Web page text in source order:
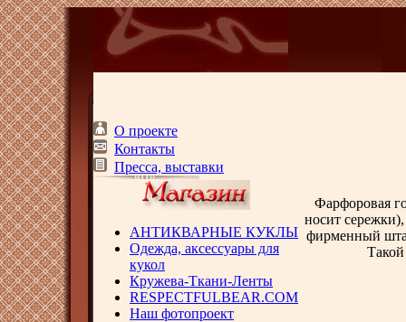
О проекте
Контакты
Пресса, выставки
АНТИКВАРНЫЕ КУКЛЫ
Одежда, аксессуары для
кукол
Кружева-Ткани-Ленты
RESPECTFULBEAR.COM
Наш фотопроект
Фарфоровая
носит
фирменный
Такой